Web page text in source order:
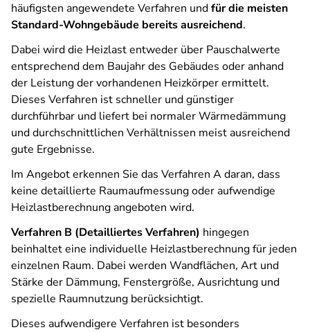
häufigsten angewendete Verfahren undfür die meisten
Standard-Wohngebäude bereits ausreichend.
Dabei wird die Heizlast entweder über Pauschalwerte
entsprechend dem Baujahr des Gebäudes oder anhand
der Leistung der vorhandenen Heizkörper ermittelt.
Dieses Verfahren ist schneller und günstiger
durchführbar und liefert bei normaler Wärmedämmung
und durchschnittlichen Verhältnissen meist ausreichend
gute Ergebnisse.
Im Angebot erkennen Sie das Verfahren A daran, dass
keine detaillierte Raumaufmessung oder aufwendige
Heizlastberechnung angeboten wird.
Verfahren B (Detailliertes Verfahren) hingegen
beinhaltet eine individuelle Heizlastberechnung für jeden
einzelnen Raum. Dabei werden Wandflächen, Art und
Stärke der Dämmung, Fenstergröße, Ausrichtung und
spezielle Raumnutzung berücksichtigt.
Dieses aufwendigere Verfahren ist besonders